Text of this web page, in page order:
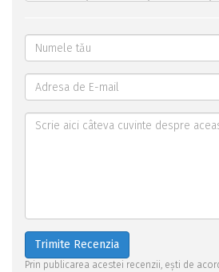
Trimite Recenzia
Prin publicarea acestei recenzii, ești de